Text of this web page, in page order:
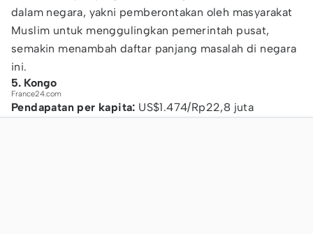
dalam negara, yakni pemberontakan oleh masyarakat
Muslim untuk menggulingkan pemerintah pusat,
semakin menambah daftar panjang masalah di negara
ini.
5. Kongo
France24.com
Pendapatan per kapita: US$1.474/Rp22,8 juta